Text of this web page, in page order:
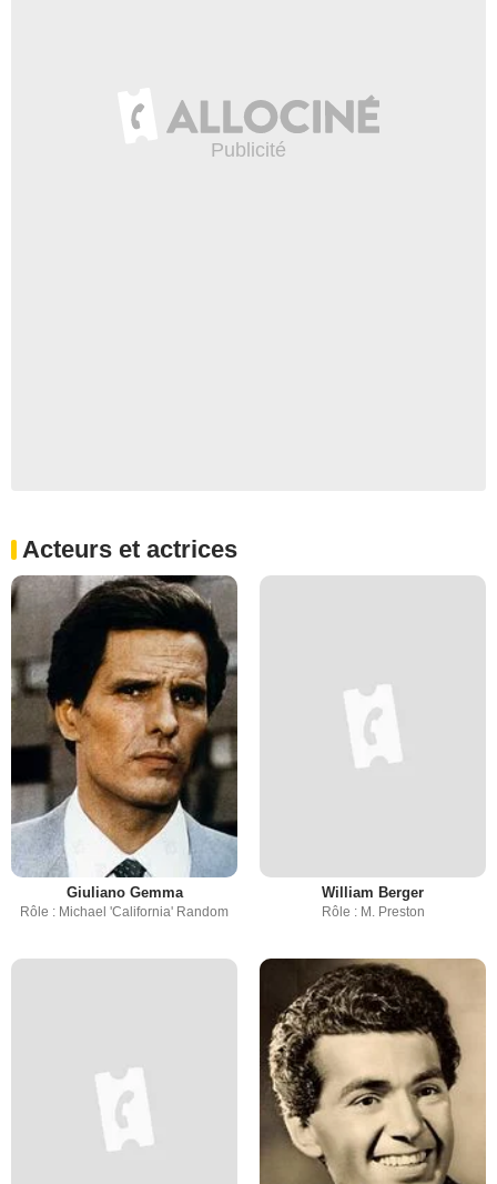
Acteurs et actrices
Giuliano Gemma
Rôle : Michael 'California' Random
William Berger
Rôle : M. Preston